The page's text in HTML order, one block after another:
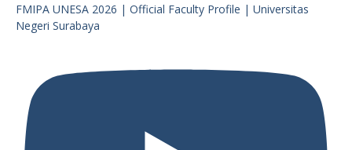
FMIPA UNESA 2026 | Official Faculty Profile | Universitas
Negeri Surabaya